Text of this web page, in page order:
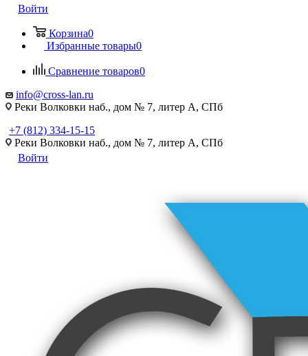
Войти
Корзина0
Избранные товары0
Сравнение товаров0
info@cross-lan.ru
Реки Волковки наб., дом № 7, литер А, СПб
+7 (812) 334-15-15
Реки Волковки наб., дом № 7, литер А, СПб
Войти